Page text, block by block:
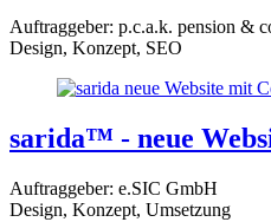
Auftraggeber: p.c.a.k. pension &
Design, Konzept, SEO
sarida™ - neue
Auftraggeber: e.SIC GmbH
Design, Konzept, Umsetzung